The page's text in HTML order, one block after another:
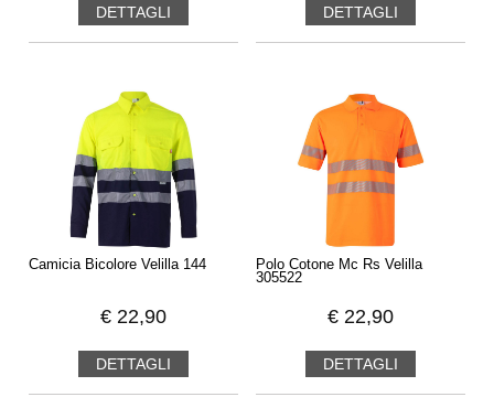
DETTAGLI DETTAGLI
Camicia Bicolore Velilla 144
€ 22,90
DETTAGLI
Polo Cotone Mc Rs Velilla
305522
€ 22,90
DETTAGLI